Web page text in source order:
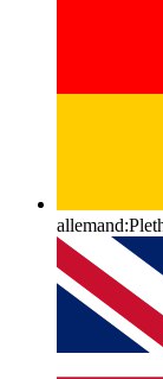
allemand: